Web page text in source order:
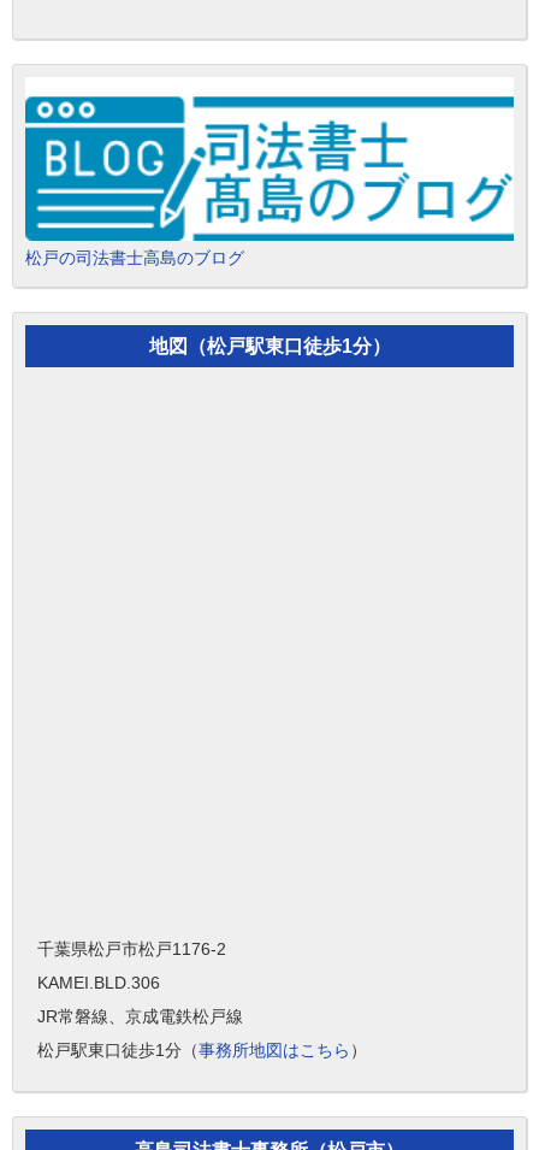
松戸の司法書士高島のブログ
地図（松戸駅東口徒歩1分）
千葉県松戸市松戸1176-2
KAMEI.BLD.306
JR常磐線、京成電鉄松戸線
松戸駅東口徒歩1分（事務所地図はこちら ）